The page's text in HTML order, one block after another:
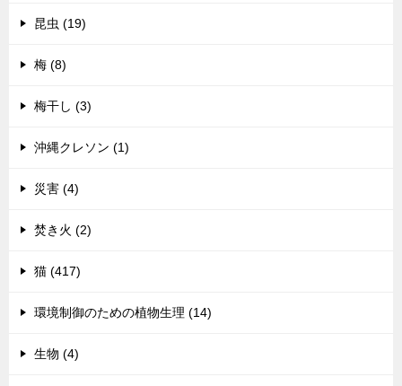
昆虫 (19)
梅 (8)
梅干し (3)
沖縄クレソン (1)
災害 (4)
焚き火 (2)
猫 (417)
環境制御のための植物生理 (14)
生物 (4)